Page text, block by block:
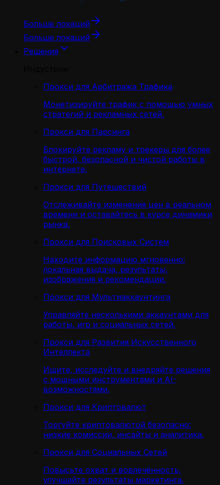
Больше локаций
Больше локаций
Решения
Прокси для Арбитража Трафика
Монетизируйте трафик с помощью умных
стратегий и рекламных сетей.
Прокси для Парсинга
Блокируйте рекламу и трекеры для более
быстрой, безопасной и чистой работы в
интернете.
Прокси для Путешествий
Отслеживайте изменения цен в реальном
времени и оставайтесь в курсе динамики
рынка.
Прокси для Поисковых Систем
Находите информацию мгновенно:
локальная выдача, результаты,
изображения и рекомендации.
Прокси для Мультиаккаунтинга
Управляйте несколькими аккаунтами для
работы, игр и социальных сетей.
Прокси для Развития Искусственного
Интеллекта
Ищите, исследуйте и внедряйте решения
с мощными инструментами и AI-
возможностями.
Прокси для Криптовалют
Торгуйте криптовалютой безопасно:
низкие комиссии, инсайты и аналитика.
Прокси для Социальных Сетей
Повысьте охват и вовлечённость,
улучшайте результаты маркетинга.